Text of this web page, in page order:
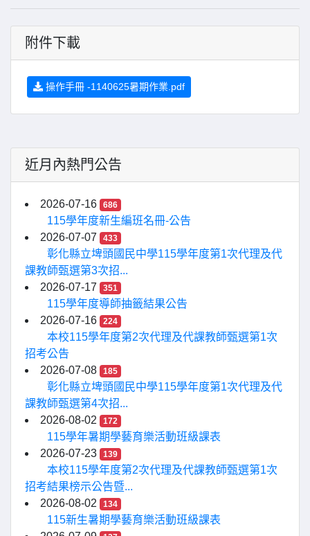
附件下載
操作手冊 -1140625暑期作業.pdf
近月內熱門公告
2026-07-16 686
115學年度新生編班名冊-公告
2026-07-07
433
彰化縣立埤頭國民中學115學年度第1次代理及代
課教師甄選第3次招...
2026-07-17
351
115學年度導師抽籤結果公告
2026-07-16
224
本校115學年度第2次代理及代課教師甄選第1次
招考公告
2026-07-08
185
彰化縣立埤頭國民中學115學年度第1次代理及代
課教師甄選第4次招...
2026-08-02
172
115學年暑期學藝育樂活動班級課表
2026-07-23
139
本校115學年度第2次代理及代課教師甄選第1次
招考結果榜示公告暨...
2026-08-02
134
115新生暑期學藝育樂活動班級課表